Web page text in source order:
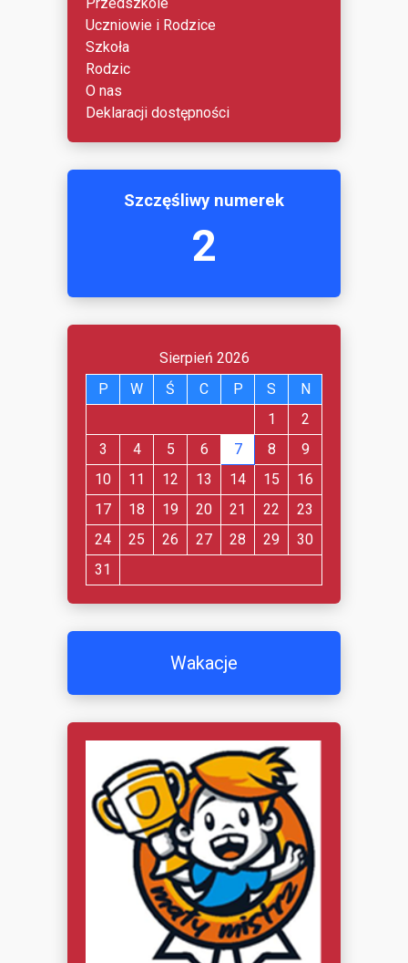
Przedszkole
Uczniowie i Rodzice
Szkoła
Rodzic
O nas
Deklaracji dostępności
Szczęśliwy numerek
2
Sierpień 2026
P
W Ś C P S
N
1
2
3
4 5 6 7 8
9
10
11 12 13 14 15
16
17
18 19 20 21 22
23
24
25 26 27 28 29
30
31
Wakacje